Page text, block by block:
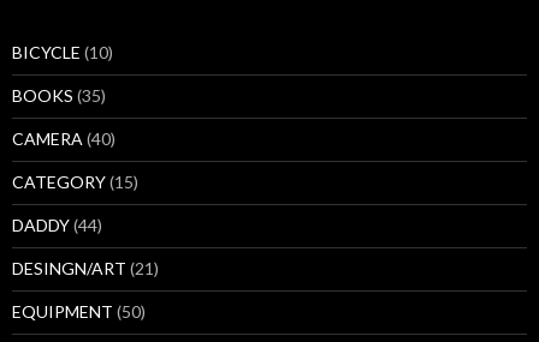
BICYCLE (10)
BOOKS (35)
CAMERA (40)
CATEGORY(15)
DADDY(44)
DESINGN/ART (21)
EQUIPMENT (50)